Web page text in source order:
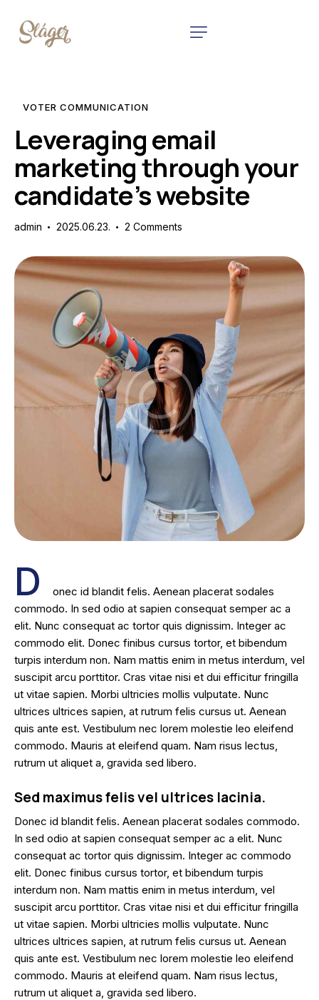
VOTER COMMUNICATION
Leveraging email
marketing through your
candidate’s website
admin 2025.06.23. 2 Comments
D
onec id blandit felis. Aenean placerat sodales
commodo. In sed odio at sapien consequat semper ac a
elit. Nunc consequat ac tortor quis dignissim. Integer ac
commodo elit. Donec finibus cursus tortor, et bibendum
turpis interdum non. Nam mattis enim in metus interdum, vel
suscipit arcu porttitor. Cras vitae nisi et dui efficitur fringilla
ut vitae sapien. Morbi ultricies mollis vulputate. Nunc
ultrices ultrices sapien, at rutrum felis cursus ut. Aenean
quis ante est. Vestibulum nec lorem molestie leo eleifend
commodo. Mauris at eleifend quam. Nam risus lectus,
rutrum ut aliquet a, gravida sed libero.
Sed maximus felis vel ultrices lacinia.
Donec id blandit felis. Aenean placerat sodales commodo.
In sed odio at sapien consequat semper ac a elit. Nunc
consequat ac tortor quis dignissim. Integer ac commodo
elit. Donec finibus cursus tortor, et bibendum turpis
interdum non. Nam mattis enim in metus interdum, vel
suscipit arcu porttitor. Cras vitae nisi et dui efficitur fringilla
ut vitae sapien. Morbi ultricies mollis vulputate. Nunc
ultrices ultrices sapien, at rutrum felis cursus ut. Aenean
quis ante est. Vestibulum nec lorem molestie leo eleifend
commodo. Mauris at eleifend quam. Nam risus lectus,
rutrum ut aliquet a, gravida sed libero.